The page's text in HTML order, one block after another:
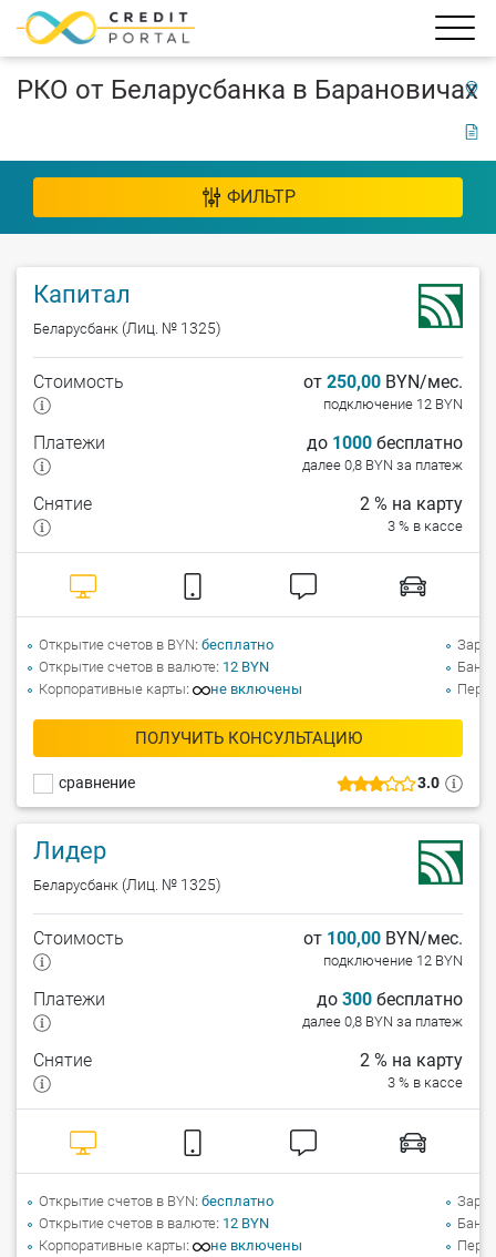
РКО от Беларусбанка в Барановичах
ФИЛЬТР
Капитал
Беларусбанк (Лиц. № 1325)
3.0
сравнение
Стоимость от 250,00 BYN/мес.
подключение 12 BYN
Платежи до 1000 бесплатно
далее 0,8 BYN за платеж
Снятие 2 % на карту
3 % в кассе
ПОЛУЧИТЬ КОНСУЛЬТАЦИЮ
Открытие счетов в BYN бесплатно
Открытие счетов в валюте 12 BYN
Корпоративные карты
не включены
Лидер
Беларусбанк (Лиц. № 1325)
Стоимость от 100,00 BYN/мес.
подключение 12 BYN
Платежи до 300 бесплатно
далее 0,8 BYN за платеж
Снятие 2 % на карту
3 % в кассе
Открытие счетов в BYN бесплатно
Открытие счетов в валюте 12 BYN
Корпоративные карты
не включены